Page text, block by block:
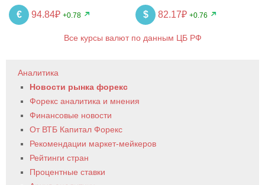
€ 94.84₽ +0.78 $ 82.17₽ +0.76
Все курсы валют по данным ЦБ РФ
Аналитика
Новости рынка форекс
Форекс аналитика и мнения
Финансовые новости
От ВТБ Капитал Форекс
Рекомендации маркет-мейкеров
Рейтинги стран
Процентные ставки